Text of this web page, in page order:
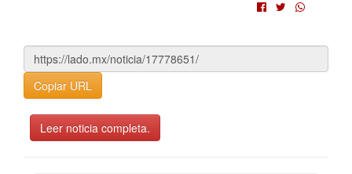
Copiar URL
Leer noticia completa.